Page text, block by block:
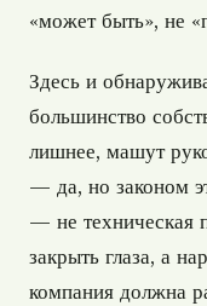
«может быть», не
Здесь и
большинство
лишнее, машут
— да, но законом
— не техническая
закрыть глаза, а
компания должна